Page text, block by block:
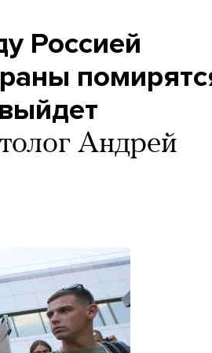
Россией
Андрей